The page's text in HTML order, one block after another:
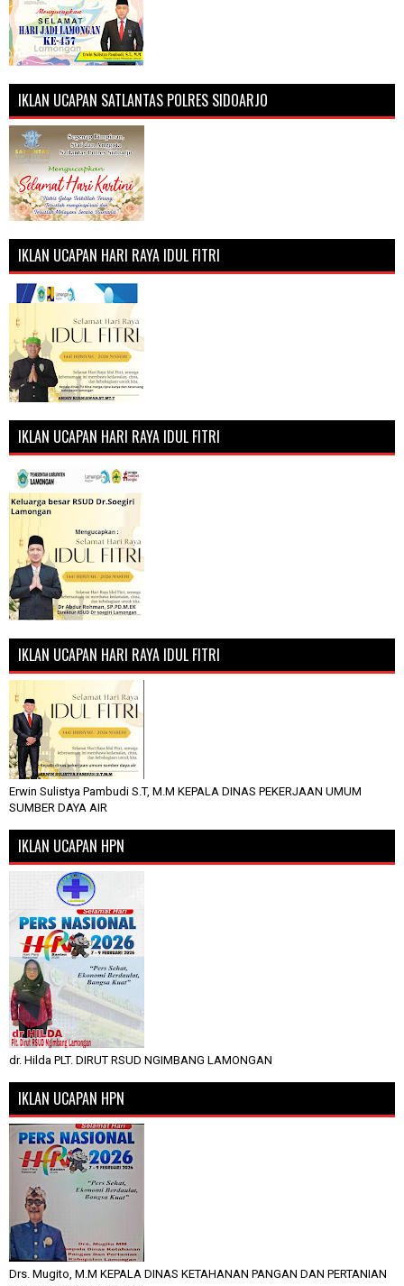
IKLAN UCAPAN SATLANTAS POLRES SIDOARJO
IKLAN UCAPAN HARI RAYA IDUL FITRI
IKLAN UCAPAN HARI RAYA IDUL FITRI
IKLAN UCAPAN HARI RAYA IDUL FITRI
Erwin Sulistya Pambudi S.T, M.M KEPALA DINAS PEKERJAAN UMUM
SUMBER DAYA AIR
IKLAN UCAPAN HPN
dr. Hilda PLT. DIRUT RSUD NGIMBANG LAMONGAN
IKLAN UCAPAN HPN
Drs. Mugito, M.M KEPALA DINAS KETAHANAN PANGAN DAN PERTANIAN